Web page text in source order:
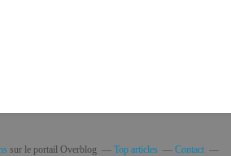
sur le portail Overblog Top articles Contact